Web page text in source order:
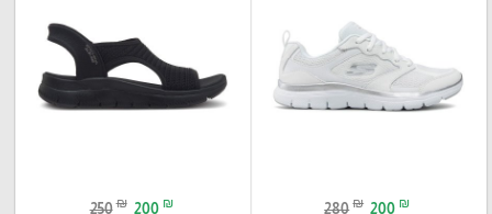
280 ₪ 200 ₪
250 ₪ 200 ₪